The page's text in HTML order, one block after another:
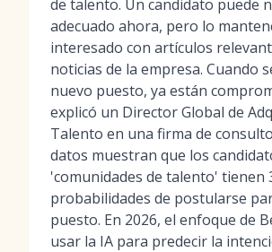
de talento. Un candidato puede
adecuado ahora, pero lo
interesado con artículos
noticias de la empresa. Cuando
nuevo puesto, ya están
explicó un Director Global de
Talento en una firma de
datos muestran que los
'comunidades de talento' tienen
probabilidades de postularse
puesto. En 2026, el enfoque de
usar la IA para predecir la